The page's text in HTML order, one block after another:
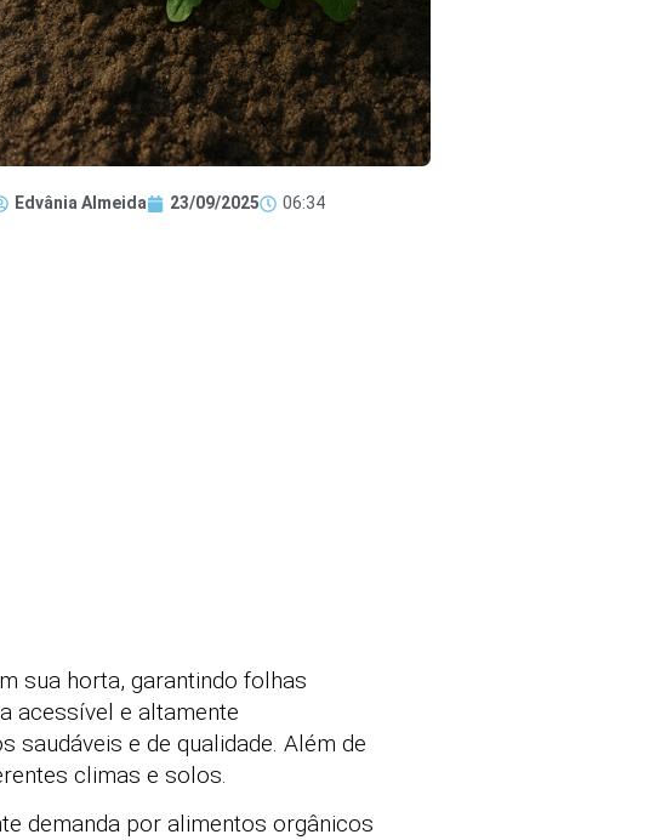
Edvânia Almeida 23/09/2025 06:34
sua horta, garantindo folhas
acessível e altamente
saudáveis e de qualidade. Além de
climas e solos.
demanda por alimentos orgânicos